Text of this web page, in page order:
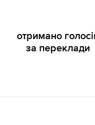
отримано
за переклади